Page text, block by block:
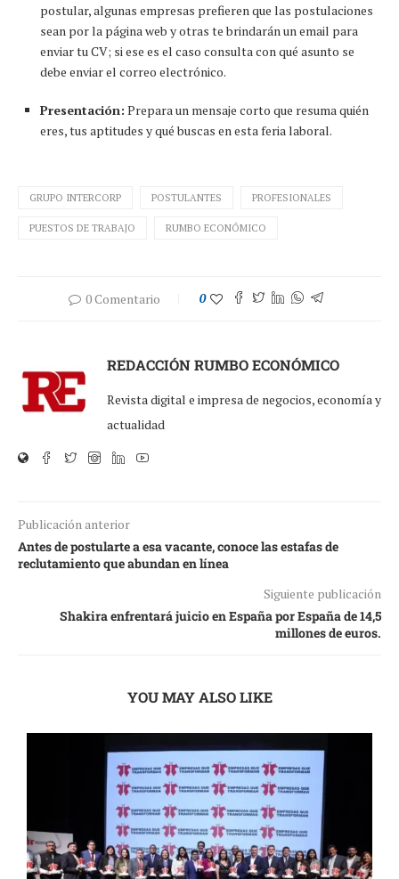
postular, algunas empresas prefieren que las postulaciones
sean por la página web y otras te brindarán un email para
enviar tu CV; si ese es el caso consulta con qué asunto se
debe enviar el correo electrónico.
Presentación: Prepara un mensaje corto que resuma quién
eres, tus aptitudes y qué buscas en esta feria laboral.
GRUPO INTERCORP POSTULANTES PROFESIONALES
PUESTOS DE TRABAJO RUMBO ECONÓMICO
0 Comentario 0
REDACCIÓN RUMBO ECONÓMICO
Revista digital e impresa de negocios, economía y
actualidad
Publicación anterior
Antes de postularte a esa vacante, conoce las estafas de
reclutamiento que abundan en línea
Siguiente publicación
Shakira enfrentará juicio en España por España de 14,5
millones de euros.
YOU MAY ALSO LIKE